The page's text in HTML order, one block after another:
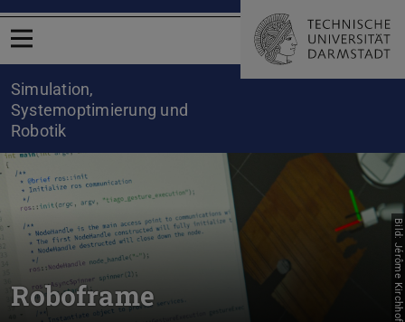
Menü öffnen
Simulation,
Systemoptimierung und
Robotik
Roboframe Bild: Jérôme Kirchhoff